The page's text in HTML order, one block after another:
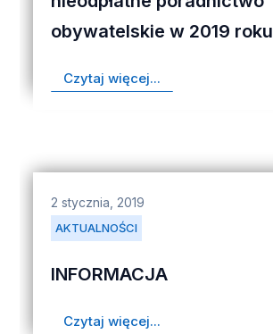
obywatelskie w 2019 roku
Czytaj więcej...
AKTUALNOŚCI
2 stycznia, 2019
INFORMACJA
Czytaj więcej...